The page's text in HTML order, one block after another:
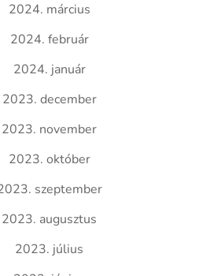
2024. március
2024. február
2024. január
2023. december
2023. november
2023. október
szeptember
2023. augusztus
2023. július